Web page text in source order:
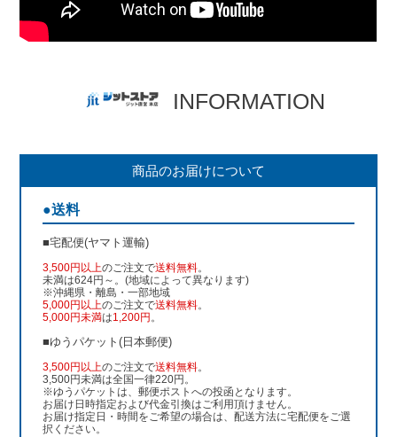
INFORMATION
商品のお届けについて
●送料
■宅配便(ヤマト運輸)
3,500円以上のご注文で送料無料。
未満は624円～。(地域によって異なります)
※沖縄県・離島・一部地域
5,000円以上のご注文で送料無料。
5,000円未満は1,200円 。
■ゆうパケット(日本郵便)
3,500円以上のご注文で送料無料。
3,500円未満は全国一律220円。
※ゆうパケットは、郵便ポストへの投函となります。
お届け日時指定および代金引換はご利用頂けません。
お届け指定日・時間をご希望の場合は、配送方法に宅配便をご選
択ください。